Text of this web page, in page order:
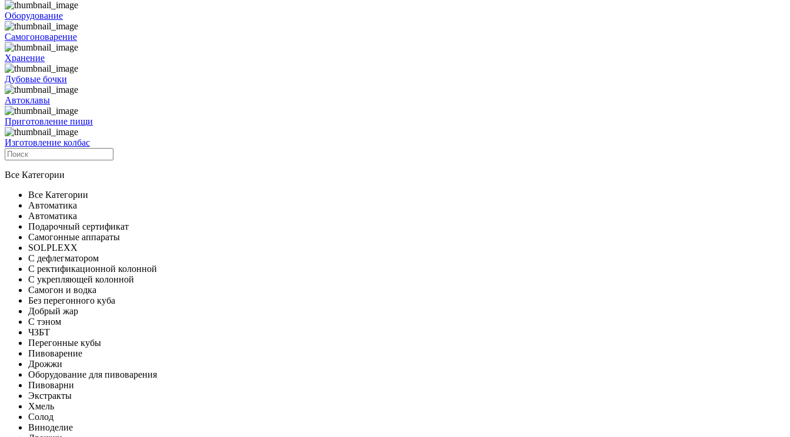
Оборудование
Самогоноварение
Хранение
Дубовые бочки
Автоклавы
Приготовление пищи
Изготовление колбас
Все Категории
Все Категории
Автоматика
Автоматика
Подарочный сертификат
Самогонные аппараты
SOLPLEXX
С дефлегматором
С ректификационной колонной
С укрепляющей колонной
Самогон и водка
Без перегонного куба
Добрый жар
С тэном
ЧЗБТ
Перегонные кубы
Пивоварение
Дрожжи
Оборудование для пивоварения
Пивоварни
Экстракты
Хмель
Солод
Виноделие